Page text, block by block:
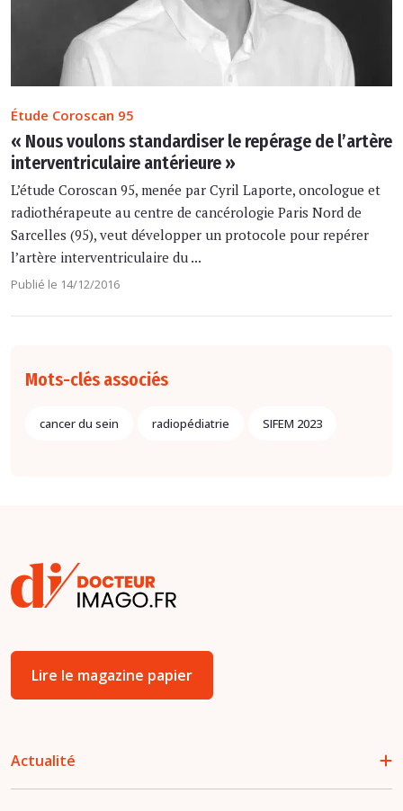
Étude Coroscan 95
« Nous voulons standardiser le repérage de l’artère
interventriculaire antérieure »
L’étude Coroscan 95, menée par Cyril Laporte, oncologue et
radiothérapeute au centre de cancérologie Paris Nord de
Sarcelles (95), veut développer un protocole pour repérer
l’artère interventriculaire du ...
Publié le 14/12/2016
Mots-clés associés
cancer du sein radiopédiatrie SIFEM 2023
Lire le magazine papier
Actualité